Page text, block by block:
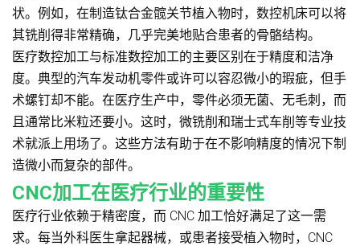
状。例如，在制造钛合金髋关节植入物时，数控机床可以将
其铣削得非常精确，几乎完美地贴合患者的骨骼结构。
医疗数控加工与标准数控加工的主要区别在于精度和洁净
度。典型的汽车发动机零件或许可以容忍微小的瑕疵，但手
术螺钉却不能。在医疗生产中，零件必须无菌、无毛刺，而
且通常比米粒还要小。这时，微铣削和瑞士式车削等专业技
术就派上用场了。这些方法有助于在不影响精度的情况下制
造微小而复杂的部件。
CNC加工在医疗行业的重要性
医疗行业依赖于精密度，而 CNC 加工恰好满足了这一需
求。每当外科医生拿起器械，或患者接受植入物时，CNC